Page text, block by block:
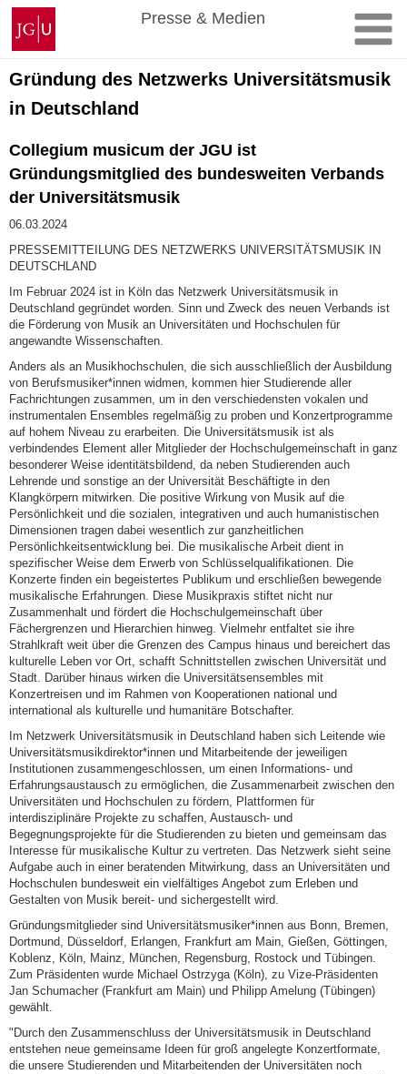
Zum
Inhalt
springen
Johannes
Gutenberg-
Universität
Mainz
Presse & Medien
Gründung des Netzwerks Universitätsmusik
in Deutschland
Collegium musicum der JGU ist
Gründungsmitglied des bundesweiten Verbands
der Universitätsmusik
06.03.2024
PRESSEMITTEILUNG DES NETZWERKS UNIVERSITÄTSMUSIK IN
DEUTSCHLAND
Im Februar 2024 ist in Köln das Netzwerk Universitätsmusik in
Deutschland gegründet worden. Sinn und Zweck des neuen Verbands ist
die Förderung von Musik an Universitäten und Hochschulen für
angewandte Wissenschaften.
Anders als an Musikhochschulen, die sich ausschließlich der Ausbildung
von Berufsmusiker*innen widmen, kommen hier Studierende aller
Fachrichtungen zusammen, um in den verschiedensten vokalen und
instrumentalen Ensembles regelmäßig zu proben und Konzertprogramme
auf hohem Niveau zu erarbeiten. Die Universitätsmusik ist als
verbindendes Element aller Mitglieder der Hochschulgemeinschaft in ganz
besonderer Weise identitätsbildend, da neben Studierenden auch
Lehrende und sonstige an der Universität Beschäftigte in den
Klangkörpern mitwirken. Die positive Wirkung von Musik auf die
Persönlichkeit und die sozialen, integrativen und auch humanistischen
Dimensionen tragen dabei wesentlich zur ganzheitlichen
Persönlichkeitsentwicklung bei. Die musikalische Arbeit dient in
spezifischer Weise dem Erwerb von Schlüsselqualifikationen. Die
Konzerte finden ein begeistertes Publikum und erschließen bewegende
musikalische Erfahrungen. Diese Musikpraxis stiftet nicht nur
Zusammenhalt und fördert die Hochschulgemeinschaft über
Fächergrenzen und Hierarchien hinweg. Vielmehr entfaltet sie ihre
Strahlkraft weit über die Grenzen des Campus hinaus und bereichert das
kulturelle Leben vor Ort, schafft Schnittstellen zwischen Universität und
Stadt. Darüber hinaus wirken die Universitätsensembles mit
Konzertreisen und im Rahmen von Kooperationen national und
international als kulturelle und humanitäre Botschafter.
Im Netzwerk Universitätsmusik in Deutschland haben sich Leitende wie
Universitätsmusikdirektor*innen und Mitarbeitende der jeweiligen
Institutionen zusammengeschlossen, um einen Informations- und
Erfahrungsaustausch zu ermöglichen, die Zusammenarbeit zwischen den
Universitäten und Hochschulen zu fördern, Plattformen für
interdisziplinäre Projekte zu schaffen, Austausch- und
Begegnungsprojekte für die Studierenden zu bieten und gemeinsam das
Interesse für musikalische Kultur zu vertreten. Das Netzwerk sieht seine
Aufgabe auch in einer beratenden Mitwirkung, dass an Universitäten und
Hochschulen bundesweit ein vielfältiges Angebot zum Erleben und
Gestalten von Musik bereit- und sichergestellt wird.
Gründungsmitglieder sind Universitätsmusiker*innen aus Bonn, Bremen,
Dortmund, Düsseldorf, Erlangen, Frankfurt am Main, Gießen, Göttingen,
Koblenz, Köln, Mainz, München, Regensburg, Rostock und Tübingen.
Zum Präsidenten wurde Michael Ostrzyga (Köln), zu Vize-Präsidenten
Jan Schumacher (Frankfurt am Main) und Philipp Amelung (Tübingen)
gewählt.
"Durch den Zusammenschluss der Universitätsmusik in Deutschland
entstehen neue gemeinsame Ideen für groß angelegte Konzertformate,
die unsere Studierenden und Mitarbeitenden der Universitäten noch